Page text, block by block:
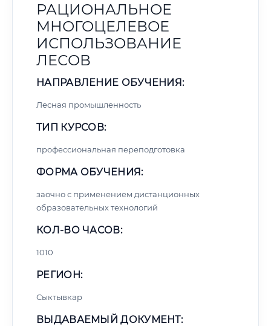
РАЦИОНАЛЬНОЕ
МНОГОЦЕЛЕВОЕ
ИСПОЛЬЗОВАНИЕ
ЛЕСОВ
НАПРАВЛЕНИЕ ОБУЧЕНИЯ:
Лесная промышленность
ТИП КУРСОВ:
профессиональная переподготовка
ФОРМА ОБУЧЕНИЯ:
заочно с применением дистанционных
образовательных технологий
КОЛ-ВО ЧАСОВ:
1010
РЕГИОН:
Сыктывкар
ВЫДАВАЕМЫЙ ДОКУМЕНТ: